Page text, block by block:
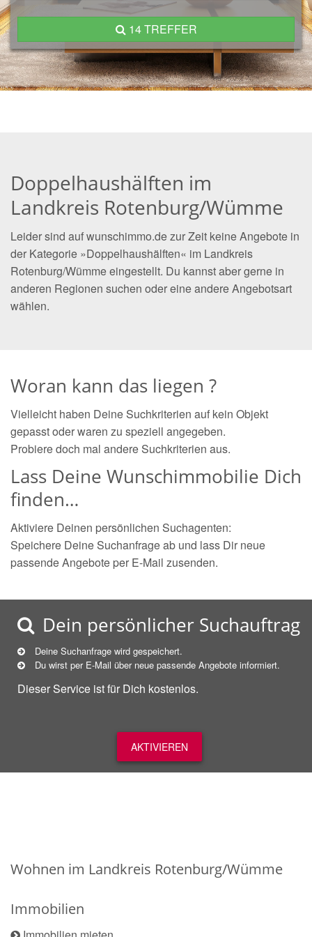
14 TREFFER
Doppelhaushälften im
Landkreis Rotenburg/Wümme
Leider sind auf wunschimmo.de zur Zeit keine Angebote in
der Kategorie »Doppelhaushälften« im Landkreis
Rotenburg/Wümme eingestellt. Du kannst aber gerne in
anderen Regionen suchen oder eine andere Angebotsart
wählen.
Woran kann das liegen ?
Vielleicht haben Deine Suchkriterien auf kein Objekt
gepasst oder waren zu speziell angegeben.
Probiere doch mal andere Suchkriterien aus.
Lass Deine Wunschimmobilie Dich
finden…
Aktiviere Deinen persönlichen Suchagenten:
Speichere Deine Suchanfrage ab und lass Dir neue
passende Angebote per E-Mail zusenden.
Dein persönlicher Suchauftrag
Deine Suchanfrage wird gespeichert.
Du wirst per E-Mail über neue passende Angebote informiert.
Dieser Service ist für Dich kostenlos.
AKTIVIEREN
Wohnen im Landkreis Rotenburg/Wümme
Immobilien